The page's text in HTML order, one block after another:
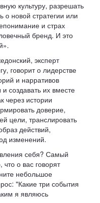
культуру, разрешать
о новой стратегии или
и страх
бренд. И это
эксперт
говорит о лидерстве
и нарративов
создавать их вместе
через истории
доверие,
цели, транслировать
действий,
изменений.
себя? Самый
о вас говорят
небольшое
"Какие три события
я являюсь